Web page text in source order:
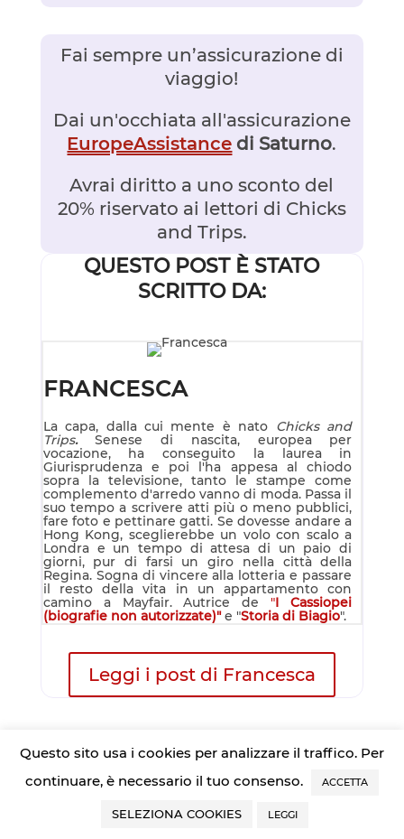
Fai sempre un’assicurazione di
viaggio!
Dai un'occhiata all'assicurazione
EuropeAssistance di Saturno.
Avrai diritto a uno sconto del
20% riservato ai lettori di Chicks
and Trips.
QUESTO POST È STATO
SCRITTO DA:
FRANCESCA
La capa, dalla cui mente è nato Chicks and
Trips.Senese di nascita, europea per
vocazione, ha conseguito la laurea in
Giurisprudenza e poi l'ha appesa al chiodo
sopra la televisione, tanto le stampe come
complemento d'arredo vanno di moda. Passa il
suo tempo a scrivere atti più o meno pubblici,
fare foto e pettinare gatti. Se dovesse andare a
Hong Kong, sceglierebbe un volo con scalo a
Londra e un tempo di attesa di un paio di
giorni, pur di farsi un giro nella città della
Regina. Sogna di vincere alla lotteria e passare
il resto della vita in un appartamento con
camino a Mayfair. Autrice de"I Cassiopei
(biografie non autorizzate)"e "Storia di Biagio".
Leggi i post di Francesca
Questo sito usa i cookies per analizzare il traffico. Per
continuare, è necessario il tuo consenso.
ACCETTA
SELEZIONA COOKIES LEGGI